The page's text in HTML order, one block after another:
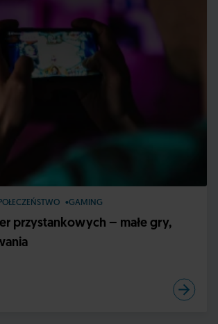
GAMING
przystankowych – małe gry,